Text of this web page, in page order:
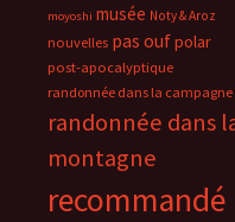
moyoshi musée Noty & Aroz
nouvelles pas oufpolar
post-apocalyptique
randonnée dans la campagne
randonnée dans
montagne
recommandé